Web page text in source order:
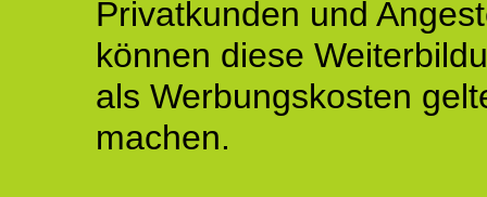
Privatkunden und
können diese
als Werbungskosten
machen.